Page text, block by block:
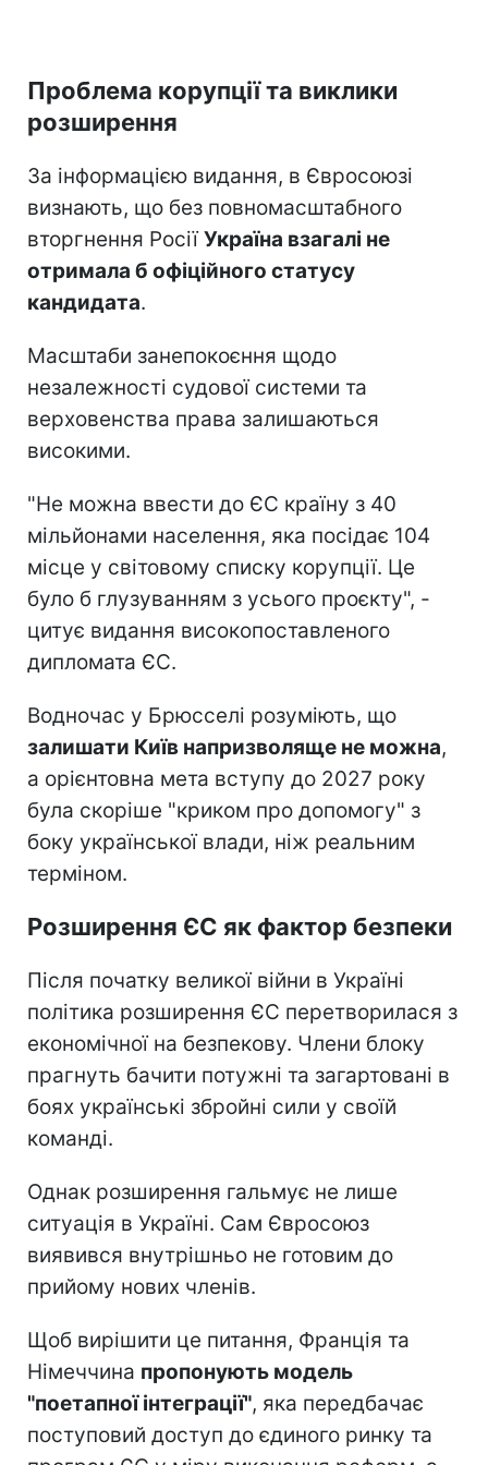
Проблема корупції та виклики
розширення
За інформацією видання, в Євросоюзі
визнають, що без повномасштабного
вторгнення РосіїУкраїна взагалі не
отримала б офіційного статусу
кандидата.
Масштаби занепокоєння щодо
незалежності судової системи та
верховенства права залишаються
високими.
"Не можна ввести до ЄС країну з 40
мільйонами населення, яка посідає 104
місце у світовому списку корупції. Це
було б глузуванням з усього проєкту", -
цитує видання високопоставленого
дипломата ЄС.
Водночас у Брюсселі розуміють, що
залишати Київ напризволяще не можна,
а орієнтовна мета вступу до 2027 року
була скоріше "криком про допомогу" з
боку української влади, ніж реальним
терміном.
Розширення ЄС як фактор безпеки
Після початку великої війни в Україні
політика розширення ЄС перетворилася з
економічної на безпекову. Члени блоку
прагнуть бачити потужні та загартовані в
боях українські збройні сили у своїй
команді.
Однак розширення гальмує не лише
ситуація в Україні. Сам Євросоюз
виявився внутрішньо не готовим до
прийому нових членів.
Щоб вирішити це питання, Франція та
Німеччина пропонують модель
"поетапної інтеграції", яка передбачає
поступовий доступ до єдиного ринку та